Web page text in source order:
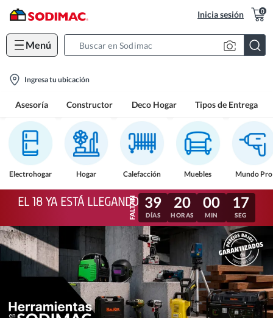
Inicia sesión 0
Menú
location-
Ingresa tu ubicación
Asesoría Constructor Deco Hogar Tipos de Entrega
Electrohogar Hogar Calefacción Muebles Mundo Pro
EL 18 YA ESTÁ LLEGANDO 39
DÍAS
20
HORAS
00
MIN
14
SEG